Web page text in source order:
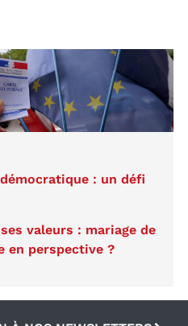
: un défi
ses valeurs : mariage de
en perspective ?